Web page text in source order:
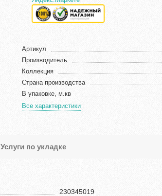
Артикул
Производитель
Коллекция
Страна производства
В упаковке, м.кв
Все характеристики
Услуги по укладке
230345019